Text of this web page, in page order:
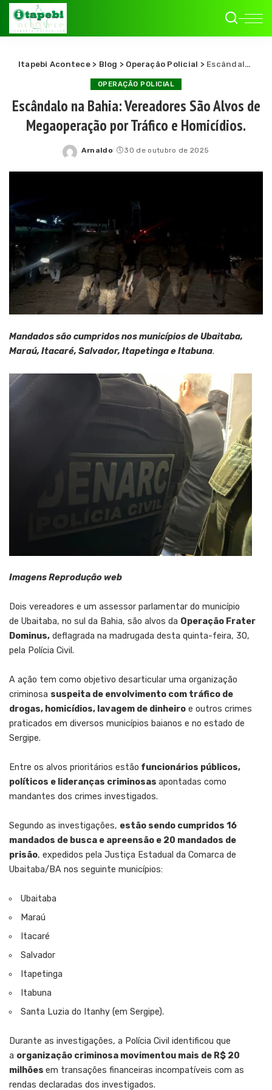
Itapebi Acontece> Blog > Operação Policial > Escândalo na Bahia: Vereadores São Alvos de Megaoperação por Tráfico e Homicídios.
OPERAÇÃO POLICIAL
Escândalo na Bahia: Vereadores São Alvos de
Megaoperação por Tráfico e Homicídios.
Posted
Arnaldo 30 de outubro de 2025
Mandados são cumpridos nos municípios de Ubaitaba,
Maraú, Itacaré, Salvador, Itapetinga e Itabuna.
Imagens Reprodução web
Dois vereadores e um assessor parlamentar do município
de Ubaitaba, no sul da Bahia, são alvos da Operação Frater
Dominus, deflagrada na madrugada desta quinta-feira, 30,
pela Polícia Civil.
A ação tem como objetivo desarticular uma organização
criminosa suspeita de envolvimento com tráfico de
drogas, homicídios, lavagem de dinheiro e outros crimes
praticados em diversos municípios baianos e no estado de
Sergipe.
Entre os alvos prioritários estão funcionários públicos,
políticos e lideranças criminosas apontadas como
mandantes dos crimes investigados.
Segundo as investigações, estão sendo cumpridos 16
mandados de busca e apreensão e 20 mandados de
prisão, expedidos pela Justiça Estadual da Comarca de
Ubaitaba/BA nos seguinte municípios:
Ubaitaba
Maraú
Itacaré
Salvador
Itapetinga
Itabuna
Santa Luzia do Itanhy (em Sergipe).
Durante as investigações, a Polícia Civil identificou que
a organização criminosa movimentou mais de R$ 20
milhões em transações financeiras incompatíveis com as
rendas declaradas dos investigados.